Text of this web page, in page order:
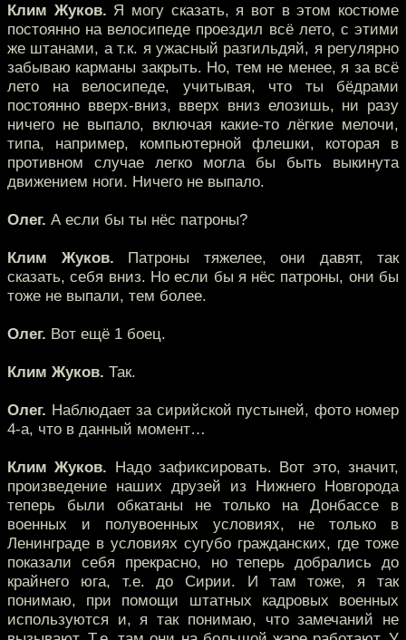
Клим Жуков. Я могу сказать, я вот в этом костюме
постоянно на велосипеде проездил всё лето, с этими
же штанами, а т.к. я ужасный разгильдяй, я регулярно
забываю карманы закрыть. Но, тем не менее, я за всё
лето на велосипеде, учитывая, что ты бёдрами
постоянно вверх-вниз, вверх вниз елозишь, ни разу
ничего не выпало, включая какие-то лёгкие мелочи,
типа, например, компьютерной флешки, которая в
противном случае легко могла бы быть выкинута
движением ноги. Ничего не выпало.
Олег. А если бы ты нёс патроны?
Клим Жуков. Патроны тяжелее, они давят, так
сказать, себя вниз. Но если бы я нёс патроны, они бы
тоже не выпали, тем более.
Олег. Вот ещё 1 боец.
Клим Жуков. Так.
Олег. Наблюдает за сирийской пустыней, фото номер
4-а, что в данный момент…
Клим Жуков. Надо зафиксировать. Вот это, значит,
произведение наших друзей из Нижнего Новгорода
теперь были обкатаны не только на Донбассе в
военных и полувоенных условиях, не только в
Ленинграде в условиях сугубо гражданских, где тоже
показали себя прекрасно, но теперь добрались до
крайнего юга, т.е. до Сирии. И там тоже, я так
понимаю, при помощи штатных кадровых военных
используются и, я так понимаю, что замечаний не